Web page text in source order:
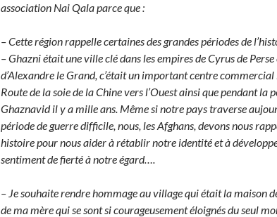
association Nai Qala parce que :
– Cette région rappelle certaines des grandes périodes de
– Ghazni était une ville clé dans les empires de Cyrus de Perse
d’Alexandre le Grand, c’était un important centre commercial
Route de la soie de la Chine vers l’Ouest ainsi que pendant la
Ghaznavid il y a mille ans. Même si notre pays traverse
période de guerre difficile, nous, les Afghans, devons nous
histoire pour nous aider à rétablir notre identité et à
sentiment de fierté à notre égard….
– Je souhaite rendre hommage au village qui était la maison
de ma mère qui se sont si courageusement éloignés du seul